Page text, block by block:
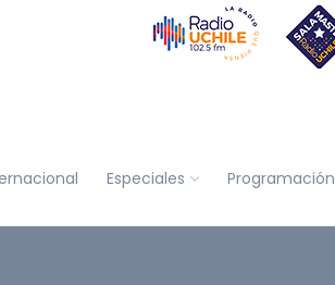
Especiales Programación